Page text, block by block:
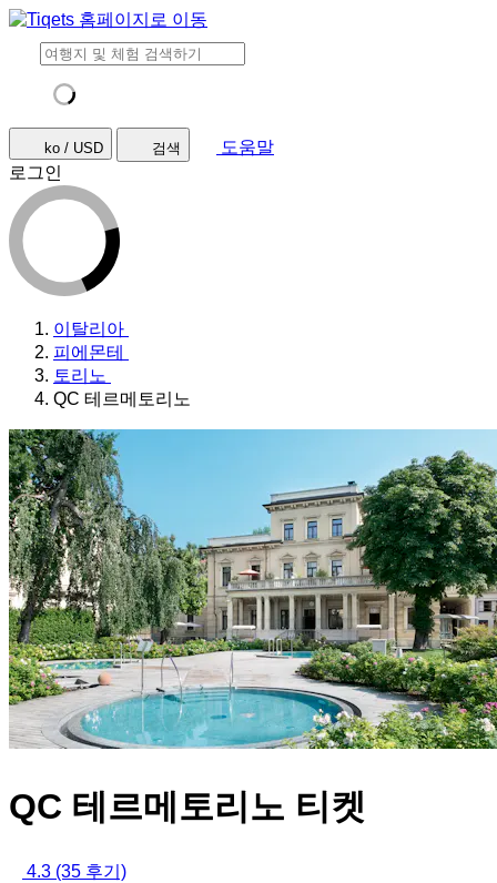
ko / USD 검색
도움말
로그인
이탈리아
피에몬테
토리노
QC 테르메토리노
QC 테르메토리노 티켓
4.3 (35 후기)